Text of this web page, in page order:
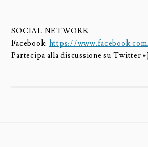
SOCIAL NETWORK
Facebook: https://
Partecipa alla discussione su Twitter